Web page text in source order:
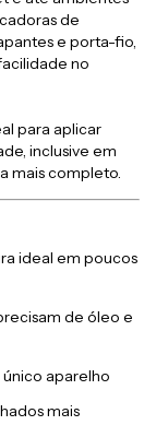
de
e porta-fio,
no
para aplicar
inclusive em
mais completo.
ideal em poucos
de óleo e
único aparelho
mais